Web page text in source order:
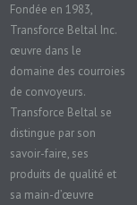
Fondée en 1983,
Transforce Beltal Inc.
œuvre dans le
domaine des courroies
de convoyeurs.
Transforce Beltal se
distingue par son
savoir-faire, ses
produits de qualité et
sa main-d’œuvre